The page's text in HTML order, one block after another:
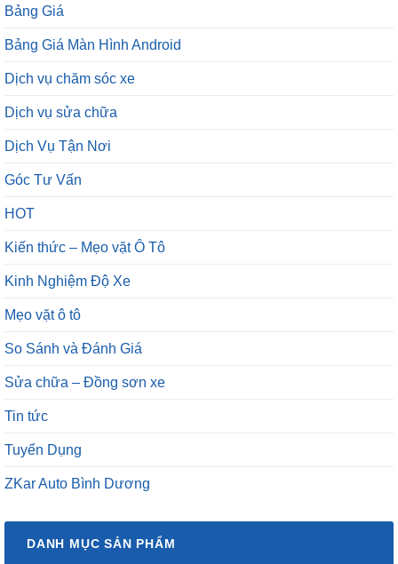
Bảng Giá
Bảng Giá Màn Hình Android
Dịch vụ chăm sóc xe
Dịch vụ sửa chữa
Dịch Vụ Tận Nơi
Góc Tư Vấn
HOT
Kiến thức – Mẹo vặt Ô Tô
Kinh Nghiệm Độ Xe
Mẹo vặt ô tô
So Sánh và Đánh Giá
Sửa chữa – Đồng sơn xe
Tin tức
Tuyển Dụng
ZKar Auto Bình Dương
DANH MỤC SẢN PHẨM